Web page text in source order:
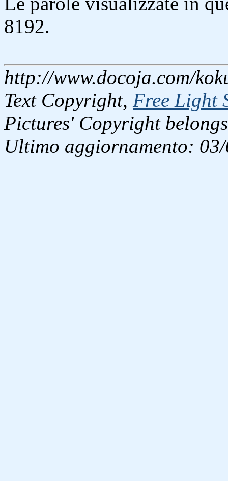
8192.
http://www.docoja.com/
Text Copyright, Free Light
Pictures' Copyright
Ultimo aggiornamento: